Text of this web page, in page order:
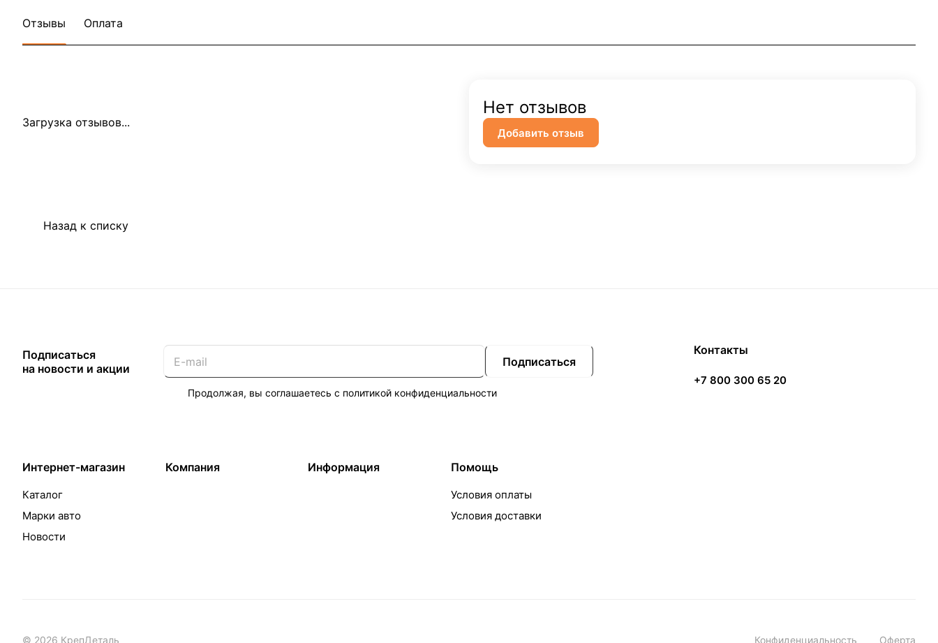
Отзывы Оплата
Загрузка отзывов...
Нет отзывов
Добавить отзыв
Назад к списку
Подписаться
на новости и акции
Подписаться
Продолжая, вы соглашаетесь с политикой конфиденциальности
Интернет-магазин
Каталог
Марки авто
Новости
Компания Информация Помощь
Условия оплаты
Условия доставки
Контакты
+7 800 300 65 20
© 2026 КрепДеталь Конфиденциальность Оферта